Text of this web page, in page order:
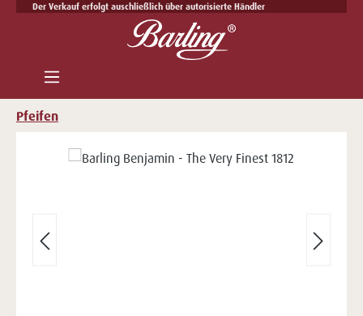
Zum Hauptinhalt springen
Der Verkauf erfolgt auschließlich über autorisierte Händler
Pfeifen
Bildergalerie überspringen